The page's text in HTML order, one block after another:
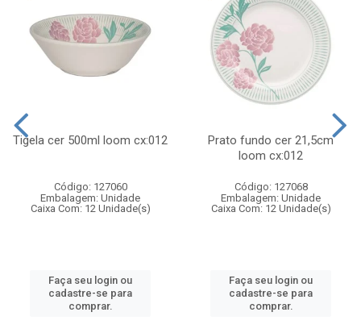
Tigela cer 500ml loom cx:012
Código: 127060
Embalagem: Unidade
Caixa Com: 12 Unidade(s)
Faça seu login ou
cadastre-se para
comprar.
Prato fundo cer 21,5cm
loom cx:012
Código: 127068
Embalagem: Unidade
Caixa Com: 12 Unidade(s)
Faça seu login ou
cadastre-se para
comprar.